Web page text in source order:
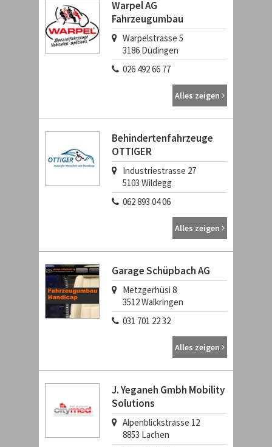
Warpel AG
Fahrzeugumbau
Warpelstrasse 5
3186 Düdingen
026 492 66 77
Alles zeigen
Behindertenfahrzeuge
OTTIGER
Industriestrasse 27
5103 Wildegg
062 893 04 06
Alles zeigen
Garage Schüpbach AG
Metzgerhüsi 8
3512Walkringen
031 701 22 32
Alles zeigen
J. Yeganeh Gmbh Mobility
Solutions
Alpenblickstrasse 12
8853 Lachen